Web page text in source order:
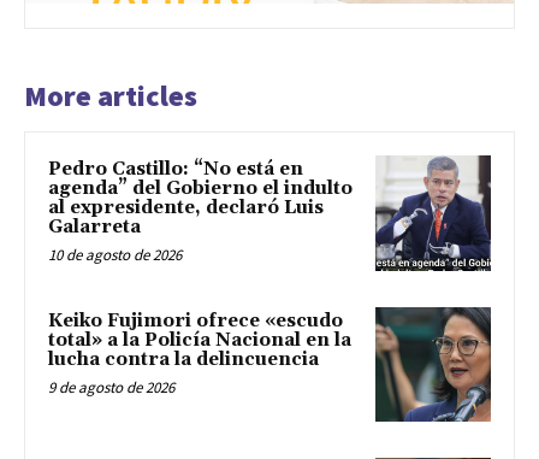
More articles
Pedro Castillo: “No está en
agenda” del Gobierno el indulto
al expresidente, declaró Luis
Galarreta
10 de agosto de 2026
Keiko Fujimori ofrece «escudo
total» a la Policía Nacional en la
lucha contra la delincuencia
9 de agosto de 2026